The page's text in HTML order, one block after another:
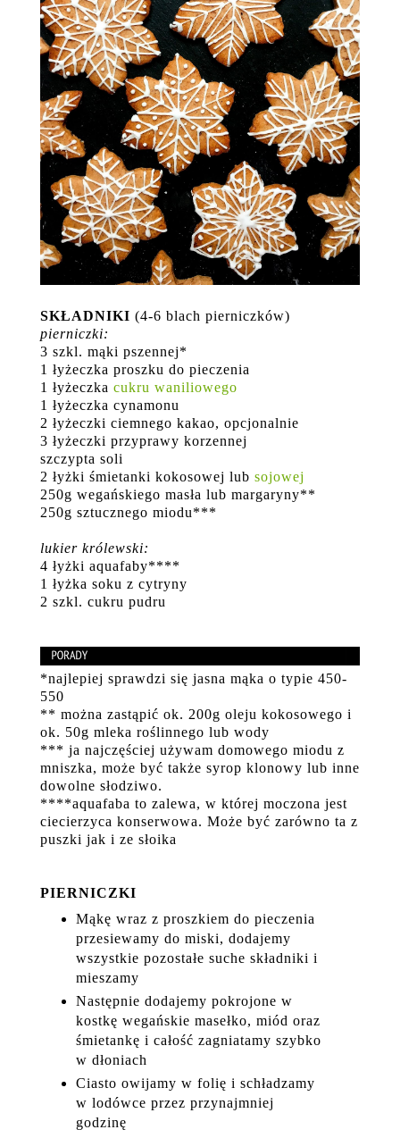
SKŁADNIKI (4-6 blach pierniczków)
pierniczki:
3 szkl. mąki pszennej*
1 łyżeczka proszku do pieczenia
1 łyżeczka cukru waniliowego
1 łyżeczka cynamonu
2 łyżeczki ciemnego kakao, opcjonalnie
3 łyżeczki przyprawy korzennej
szczypta soli
2 łyżki śmietanki kokosowej lub sojowej
250g wegańskiego masła lub margaryny**
250g sztucznego miodu***
lukier królewski:
4 łyżki aquafaby****
1 łyżka soku z cytryny
2 szkl. cukru pudru
*najlepiej sprawdzi się jasna mąka o typie 450-
550
** można zastąpić ok. 200g oleju kokosowego i
ok. 50g mleka roślinnego lub wody
*** ja najczęściej używam domowego miodu z
mniszka, może być także syrop klonowy lub inne
dowolne słodziwo.
****aquafaba to zalewa, w której moczona jest
ciecierzyca konserwowa. Może być zarówno ta z
puszki jak i ze słoika
PIERNICZKI
Mąkę wraz z proszkiem do pieczenia
przesiewamy do miski, dodajemy
wszystkie pozostałe suche składniki i
mieszamy
Następnie dodajemy pokrojone w
kostkę wegańskie masełko, miód oraz
śmietankę i całość zagniatamy szybko
w dłoniach
Ciasto owijamy w folię i schładzamy
w lodówce przez przynajmniej
godzinę